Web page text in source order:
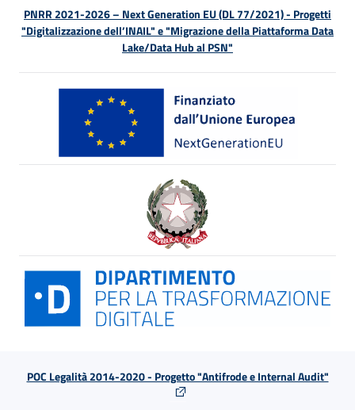
PNRR 2021-2026 – Next Generation EU (DL 77/2021) - Progetti
"Digitalizzazione dell’INAIL" e "Migrazione della Piattaforma Data
Lake/Data Hub al PSN"
POC Legalità 2014-2020 - Progetto "Antifrode e Internal Audit"